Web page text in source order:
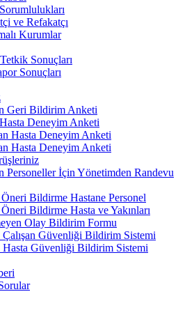
ve Refakatçı
Kurumlar
Sonuçları
Sonuçları
Geri Bildirim Anketi
Deneyim Anketi
Hasta Deneyim Anketi
Hasta Deneyim Anketi
Personeller İçin Yönetimden Randevu
Bildirme Hastane Personel
Bildirme Hasta ve Yakınları
Olay Bildirim Formu
Güvenliği Bildirim Sistemi
Hasta Güvenliği Bildirim Sistemi